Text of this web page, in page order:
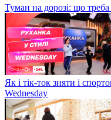
Туман на дорозі: що
Як і тік-ток зняти і
Wednesday